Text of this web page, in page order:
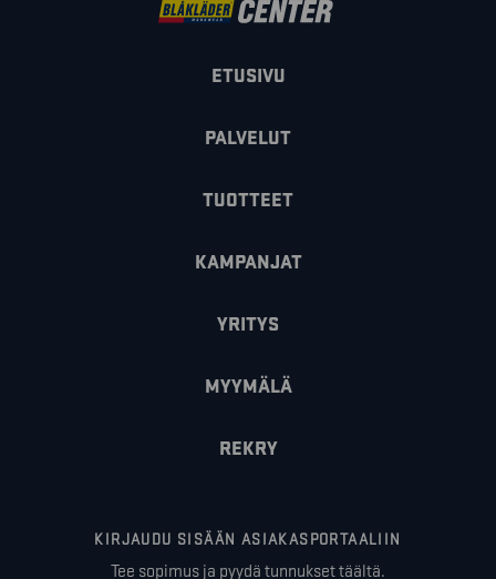
ETUSIVU
PALVELUT
TUOTTEET
KAMPANJAT
YRITYS
MYYMÄLÄ
REKRY
KIRJAUDU SISÄÄN ASIAKASPORTAALIIN
Tee sopimus ja pyydä tunnukset täältä.